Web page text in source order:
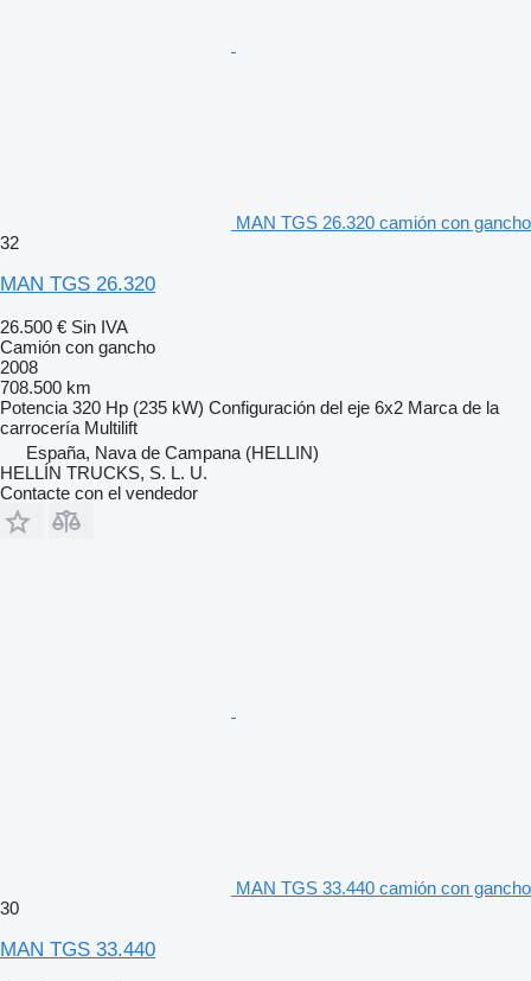
MAN TGS 26.320 camión con gancho
32
MAN TGS 26.320
26.500 € Sin IVA
Camión con gancho
2008
708.500 km
Potencia 320 Hp (235 kW) Configuración del eje 6x2 Marca de la
carrocería Multilift
España, Nava de Campana (HELLIN)
HELLÍN TRUCKS, S. L. U.
Contacte con el vendedor
MAN TGS 33.440 camión con gancho
30
MAN TGS 33.440